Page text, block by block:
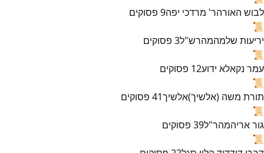
לבוש האורהר' מרדכי יפה9 פסוקים
📜
יריעות שלמהמהרש"ל3 פסוקים
📜
עמר נקאלא ידוע12 פסוקים
📜
תורת משה (אלשיך)אלשיך41 פסוקים
📜
גור אריהמהר"ל39 פסוקים
📜